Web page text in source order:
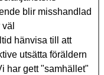
blir misshandlad
hänvisa till att
utsätta föräldern
har gett "samhället"